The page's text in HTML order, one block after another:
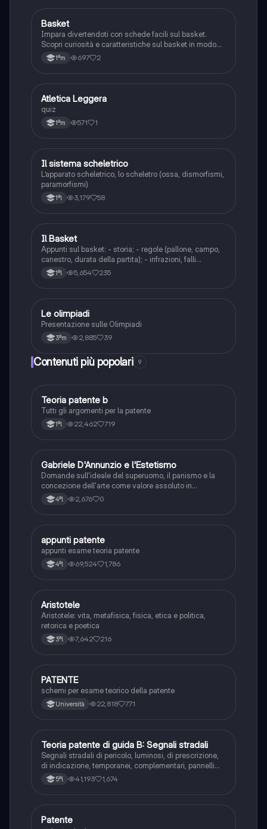
BSport
Basket
Impara divertendoti con schede facili sul basket.
Scopri curiosità e caratteristiche sul basket in modo
semplice e divertente!
1ªm 697 2
ASport
Atletica Leggera
quiz
1ªm 571 1
Sport
Il sistema scheletrico
L’apparato scheletrico, lo scheletro (ossa, dismorfismi,
paramorfismi)
1ªl 3,179 58
Sport
Il Basket
Appunti sul basket: - storia; - regole (pallone, campo,
canestro, durata della partita); - infrazioni, falli
personali; - arbitraggio; - fondamentali di gioco (senza
la palla ed individuali); - ruoli principali; - schemi di
1ªl 5,654 235
Sport
Le olimpiadi
Presentazione sulle Olimpiadi
3ªm 2,885 39
Contenuti più popolari 9
TAltro
Teoria patente b
Tutti gli argomenti per la patente
1ªl 22,462 719
GItaliano
Gabriele D'Annunzio e l'Estetismo
Domande sull'ideale del superuomo, il panismo e la
concezione dell'arte come valore assoluto in
D'Annunzio.
4ªl 2,676 0
Altro
appunti patente
appunti esame teoria patente
4ªl 69,524 1,786
Filosofia
Aristotele
Aristotele: vita, metafisica, fisica, etica e politica,
retorica e poetica
3ªl 7,642 216
Altro
PATENTE
schemi per esame teorico della patente
Università 22,818 771
Ed. civ.
Teoria patente di guida B: Segnali stradali
Segnali stradali di pericolo, luminosi, di prescrizione,
di indicazione, temporanei, complementari, pannelli
integrativi, segnaletica orizzontale, segnalazioni
agenti del traffico, distanza di visibilità per l‘arresto,
5ªl 41,193 1,674
Altro
Patente